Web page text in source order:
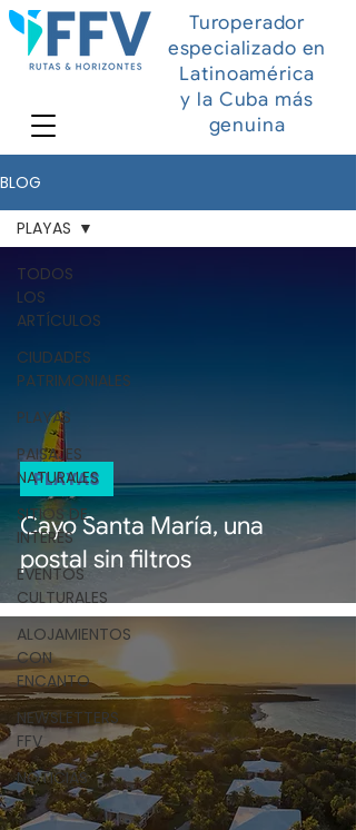
Turoperador
especializado en
Latinoamérica
y la Cuba más
genuina
BLOG
TODOS
LOS
ARTÍCULOS
CIUDADES
PATRIMONIALES
PLAYAS
PAISAJES
NATURALES
SITIOS DE
INTERÉS
EVENTOS
CULTURALES
ALOJAMIENTOS
CON
ENCANTO
NEWSLETTERS
FFV
NOTICIAS
PLAYAS
Cayo Santa María, una
postal sin filtros
PLAYAS